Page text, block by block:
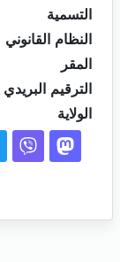
التسمية
النظام القانوني
المقر
الترقيم البريدي
الولاية